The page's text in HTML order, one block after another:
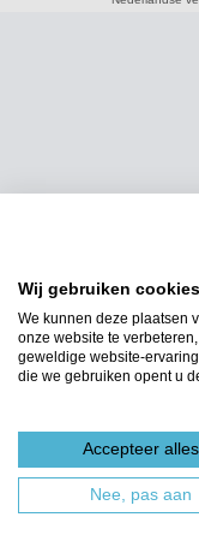
Wij gebruiken cookies
We kunnen deze plaatsen
onze website te
geweldige website-
die we gebruiken opent u
Accepteer alles
Nee, pas aan